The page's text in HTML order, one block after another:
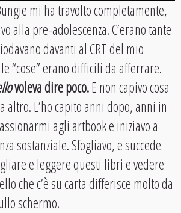
mi ha travolto completamente,
alla pre-adolescenza. C’erano tante
davanti al CRT del mio
“cose” erano difficili da afferrare.
voleva dire poco.E non capivo cosa
altro. L’ho capito anni dopo, anni in
agli artbook e iniziavo a
sostanziale. Sfogliavo, e succede
e leggere questi libri e vedere
che c’è su carta differisce molto da
schermo.